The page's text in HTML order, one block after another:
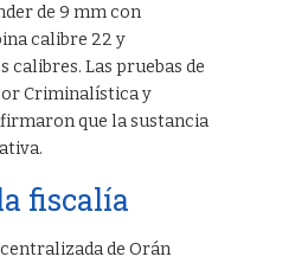
de 9 mm con
calibre 22 y
Las pruebas de
Criminalística y
que la sustancia
fiscalía
de Orán